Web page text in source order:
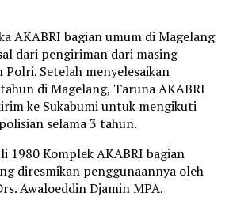
AKABRI bagian umum di Magelang
dari pengiriman dari masing-
Polri. Setelah menyelesaikan
di Magelang, Taruna AKABRI
ke Sukabumi untuk mengikuti
selama 3 tahun.
1980 Komplek AKABRI bagian
diresmikan penggunaannya oleh
Awaloeddin Djamin MPA.